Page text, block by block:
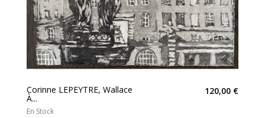
Corinne LEPEYTRE, Wallace
À...
120,00 €
En Stock